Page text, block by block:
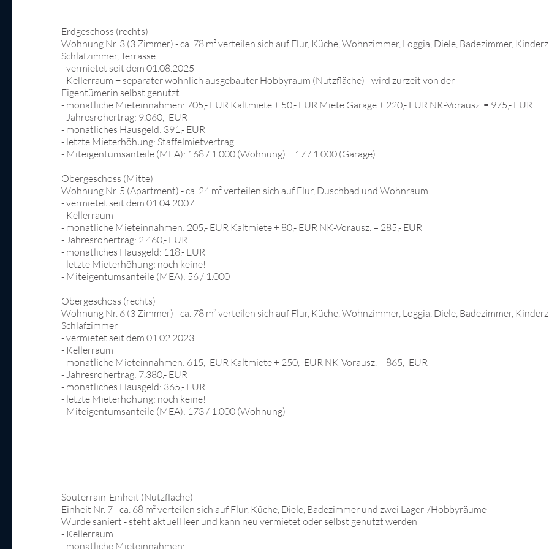
Erdgeschoss (rechts)
Wohnung Nr. 3 (3 Zimmer) - ca. 78 m² verteilen sich auf Flur, Küche, Wohnzimmer, Loggia, Diele, Badezimmer,
Schlafzimmer, Terrasse
- vermietet seit dem 01.08.2025
- Kellerraum + separater wohnlich ausgebauter Hobbyraum (Nutzfläche) - wird zurzeit von der
Eigentümerin selbst genutzt
- monatliche Mieteinnahmen: 705,- EUR Kaltmiete + 50,- EUR Miete Garage + 220,- EUR NK-Vorausz. = 975,- EUR
- Jahresrohertrag: 9.060,- EUR
- monatliches Hausgeld: 391,- EUR
- letzte Mieterhöhung: Staffelmietvertrag
- Miteigentumsanteile (MEA): 168 / 1.000 (Wohnung) + 17 / 1.000 (Garage)
Obergeschoss (Mitte)
Wohnung Nr. 5 (Apartment) - ca. 24 m² verteilen sich auf Flur, Duschbad und Wohnraum
- vermietet seit dem 01.04.2007
- Kellerraum
- monatliche Mieteinnahmen: 205,- EUR Kaltmiete + 80,- EUR NK-Vorausz. = 285,- EUR
- Jahresrohertrag: 2.460,- EUR
- monatliches Hausgeld: 118,- EUR
- letzte Mieterhöhung: noch keine!
- Miteigentumsanteile (MEA): 56 / 1.000
Obergeschoss (rechts)
Wohnung Nr. 6 (3 Zimmer) - ca. 78 m² verteilen sich auf Flur, Küche, Wohnzimmer, Loggia, Diele, Badezimmer,
Schlafzimmer
- vermietet seit dem 01.02.2023
- Kellerraum
- monatliche Mieteinnahmen: 615,- EUR Kaltmiete + 250,- EUR NK-Vorausz. = 865,- EUR
- Jahresrohertrag: 7.380,- EUR
- monatliches Hausgeld: 365,- EUR
- letzte Mieterhöhung: noch keine!
- Miteigentumsanteile (MEA): 173 / 1.000 (Wohnung)
Souterrain-Einheit (Nutzfläche)
Einheit Nr. 7 - ca. 68 m² verteilen sich auf Flur, Küche, Diele, Badezimmer und zwei Lager-/Hobbyräume
Wurde saniert - steht aktuell leer und kann neu vermietet oder selbst genutzt werden
- Kellerraum
- monatliche Mieteinnahmen: -